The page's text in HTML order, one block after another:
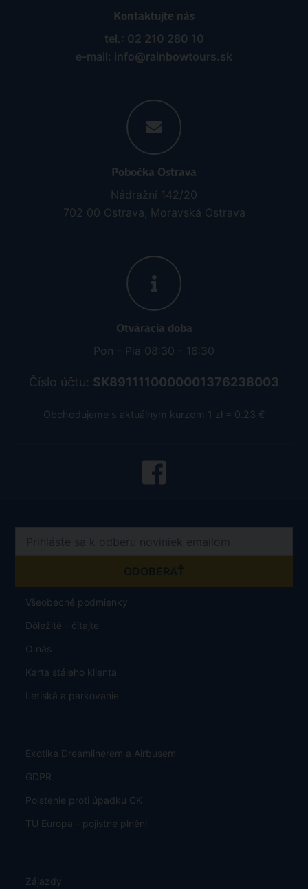
Kontaktujte nás
tel.: 02 210 280 10
e-mail: info@rainbowtours.sk
Pobočka Ostrava
Nádražní 142/20
702 00 Ostrava, Moravská Ostrava
Otváracia doba
Pon - Pia 08:30 - 16:30
Číslo účtu: SK8911110000001376238003
Obchodujeme s aktuálnym kurzom 1 zł = 0.23 €
Všeobecné podmienky
Dôležité - čítajte
O nás
Karta stáleho klienta
Letiská a parkovanie
Exotika Dreamlinerem a Airbusem
GDPR
Poistenie proti úpadku CK
TU Europa - pojistné plnění
Zájazdy